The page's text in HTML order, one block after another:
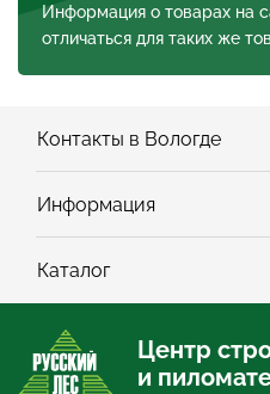
Информация о товарах на
отличаться для таких же
Контакты в Вологде
Информация
Каталог
Центр
и